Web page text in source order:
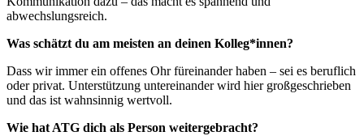
abwechslungsreich.
Was schätzt du am meisten an deinen Kolleg*innen?
Dass wir immer ein offenes Ohr füreinander haben – sei es beruflich
oder privat. Unterstützung untereinander wird hier großgeschrieben
und das ist wahnsinnig wertvoll.
Wie hat ATG dich als Person weitergebracht?